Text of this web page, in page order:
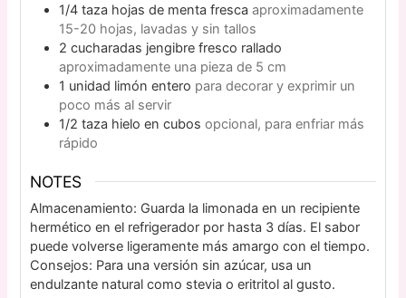
1/4 taza hojas de menta fresca aproximadamente
15-20 hojas, lavadas y sin tallos
2 cucharadas jengibre fresco rallado
aproximadamente una pieza de 5 cm
1 unidad limón entero para decorar y exprimir un
poco más al servir
1/2 taza hielo en cubos opcional, para enfriar más
rápido
NOTES
Almacenamiento: Guarda la limonada en un recipiente
hermético en el refrigerador por hasta 3 días. El sabor
puede volverse ligeramente más amargo con el tiempo.
Consejos: Para una versión sin azúcar, usa un
endulzante natural como stevia o eritritol al gusto.